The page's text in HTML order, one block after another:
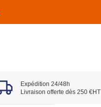
Expédition 24/48h
Livraison offerte dès 250 €HT